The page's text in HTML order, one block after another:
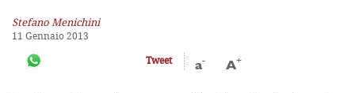
Stefano Menichini
11 Gennaio 2013
Tweet
a- A+